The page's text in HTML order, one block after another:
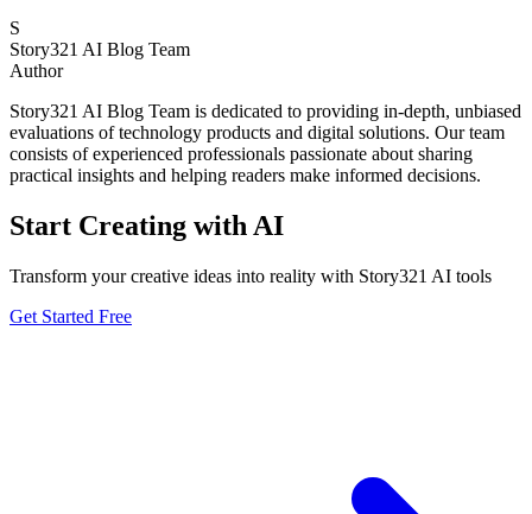
S
Story321 AI Blog Team
Author
Story321 AI Blog Team is dedicated to providing in-depth, unbiased
evaluations of technology products and digital solutions. Our team
consists of experienced professionals passionate about sharing
practical insights and helping readers make informed decisions.
Start Creating with AI
Transform your creative ideas into reality with Story321 AI tools
Get Started Free